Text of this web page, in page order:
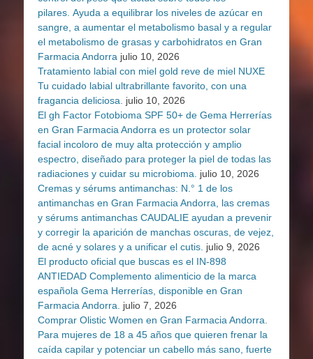
pilares. Ayuda a equilibrar los niveles de azúcar en
sangre, a aumentar el metabolismo basal y a regular
el metabolismo de grasas y carbohidratos en Gran
Farmacia Andorra julio 10, 2026
Tratamiento labial con miel gold reve de miel NUXE
Tu cuidado labial ultrabrillante favorito, con una
fragancia deliciosa.
julio 10, 2026
El gh Factor Fotobioma SPF 50+ de Gema Herrerías
en Gran Farmacia Andorra es un protector solar
facial incoloro de muy alta protección y amplio
espectro, diseñado para proteger la piel de todas las
radiaciones y cuidar su microbioma.
julio 10, 2026
Cremas y sérums antimanchas: N.° 1 de los
antimanchas en Gran Farmacia Andorra, las cremas
y sérums antimanchas CAUDALIE ayudan a prevenir
y corregir la aparición de manchas oscuras, de vejez,
de acné y solares y a unificar el cutis. julio 9, 2026
El producto oficial que buscas es el IN-898
ANTIEDAD Complemento alimenticio de la marca
española Gema Herrerías, disponible en Gran
Farmacia Andorra.
julio 7, 2026
Comprar Olistic Women en Gran Farmacia Andorra.
Para mujeres de 18 a 45 años que quieren frenar la
caída capilar y potenciar un cabello más sano, fuerte